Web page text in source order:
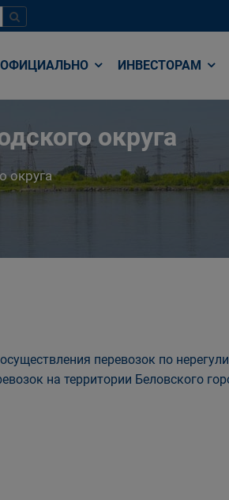
ОФИЦИАЛЬНО ИНВЕСТОРАМ
округа
округа
перевозок по
на территории Беловского